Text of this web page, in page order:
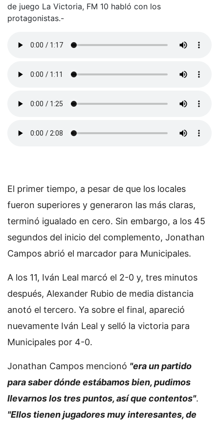
de juego La Victoria, FM 10 habló con los
protagonistas.-
El primer tiempo, a pesar de que los locales
fueron superiores y generaron las más claras,
terminó igualado en cero. Sin embargo, a los 45
segundos del inicio del complemento, Jonathan
Campos abrió el marcador para Municipales.
A los 11, Iván Leal marcó el 2-0 y, tres minutos
después, Alexander Rubio de media distancia
anotó el tercero. Ya sobre el final, apareció
nuevamente Iván Leal y selló la victoria para
Municipales por 4-0.
Jonathan Campos mencionó "era un partido
para saber dónde estábamos bien, pudimos
llevarnos los tres puntos, así que contentos".
"Ellos tienen jugadores muy interesantes, de